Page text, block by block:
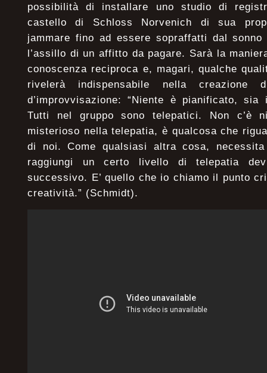
possibilità di installare uno studio di
castello di Schloss Norvenich di sua
jammare fino ad essere sopraffatti dal
l’assillo di un affitto da pagare. Sarà la
conoscenza reciproca e, magari, qualche
rivelerà indispensabile nella creazione
d’improvvisazione: “Niente è pianificato,
Tutti nel gruppo sono telepatici. Non c’è
misterioso nella telepatia, è qualcosa che
di noi. Come qualsiasi altra cosa, necessita
raggiungi un certo livello di telepatia
successivo. E’ quello che io chiamo il punto
creatività.” (Schmidt).